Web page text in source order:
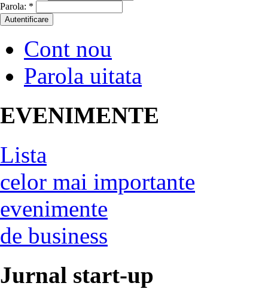
Parola: *
Cont nou
Parola uitata
EVENIMENTE
Lista
celor mai importante
evenimente
de business
Jurnal start-up